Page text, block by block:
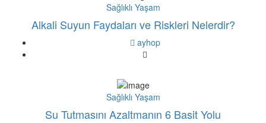
Sağlıklı Yaşam
Alkali Suyun Faydaları ve Riskleri Nelerdir?
ayhop
Sağlıklı Yaşam
Su Tutmasını Azaltmanın 6 Basit Yolu